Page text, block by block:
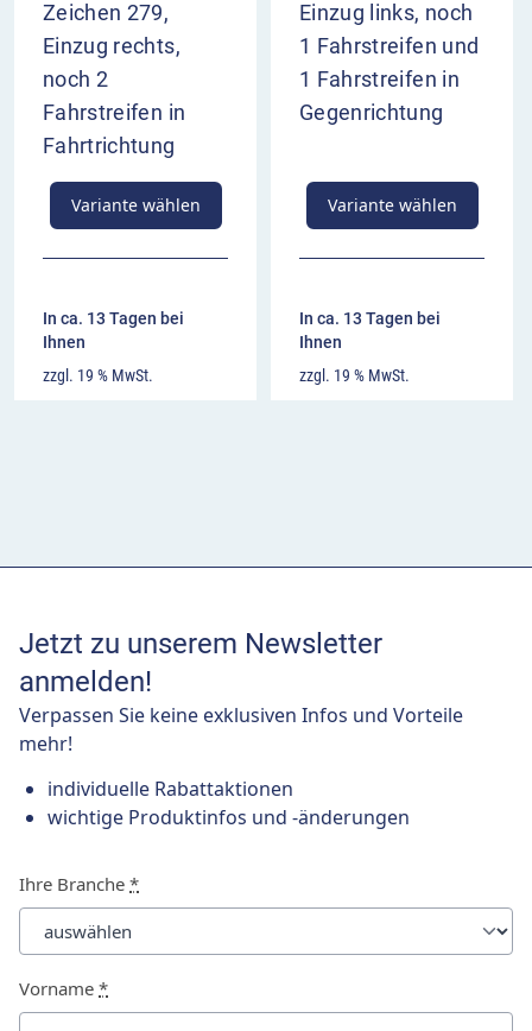
Zeichen 279,
Einzug rechts,
noch 2
Fahrstreifen in
Fahrtrichtung
Variante wählen
In ca. 13 Tagen bei
Ihnen
zzgl. 19 % MwSt.
Einzug links, noch
1 Fahrstreifen und
1 Fahrstreifen in
Gegenrichtung
Variante wählen
In ca. 13 Tagen bei
Ihnen
zzgl. 19 % MwSt.
Jetzt zu unserem Newsletter
anmelden!
Verpassen Sie keine exklusiven Infos und Vorteile
mehr!
individuelle Rabattaktionen
wichtige Produktinfos und -änderungen
Ihre Branche *
Vorname *